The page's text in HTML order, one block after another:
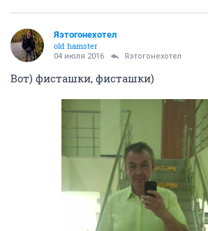
Яэтогонехотел
old hamster
04 июля 2016 Яэтогонехотел
Вот) фисташки, фисташки)